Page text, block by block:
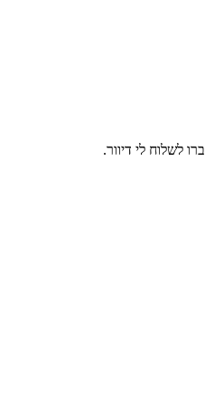
לשלוח לי דיוור.